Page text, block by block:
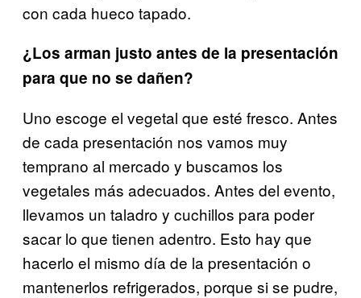
con cada hueco tapado.
¿Los arman justo antes de la presentación
para que no se dañen?
Uno escoge el vegetal que esté fresco. Antes
de cada presentación nos vamos muy
temprano al mercado y buscamos los
vegetales más adecuados. Antes del evento,
llevamos un taladro y cuchillos para poder
sacar lo que tienen adentro. Esto hay que
hacerlo el mismo día de la presentación o
mantenerlos refrigerados, porque si se pudre,